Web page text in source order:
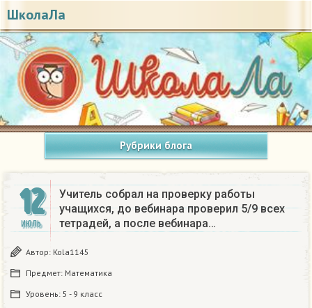
ШколаЛа
Рубрики блога
12
ИЮЛЬ
Учитель собрал на проверку работы
учащихся, до вебинара проверил 5/9 всех
тетрадей, а после вебинара…
Автор: Kola1145
Предмет: Математика
Уровень: 5 - 9 класс